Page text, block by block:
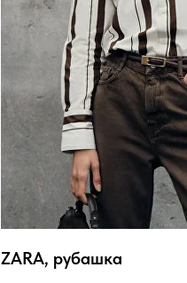
ZARA, рубашка